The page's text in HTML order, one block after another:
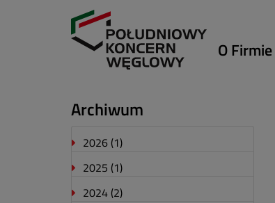
Główna
O Firmie
Archiwum
2026 (1)
2025 (1)
2024 (2)